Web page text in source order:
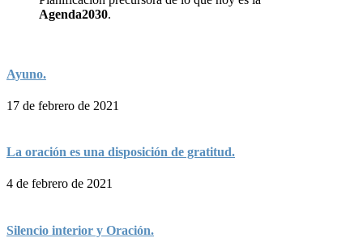
Agenda2030.
Ayuno.
17 de febrero de 2021
La oración es una disposición de gratitud.
4 de febrero de 2021
Silencio interior y Oración.